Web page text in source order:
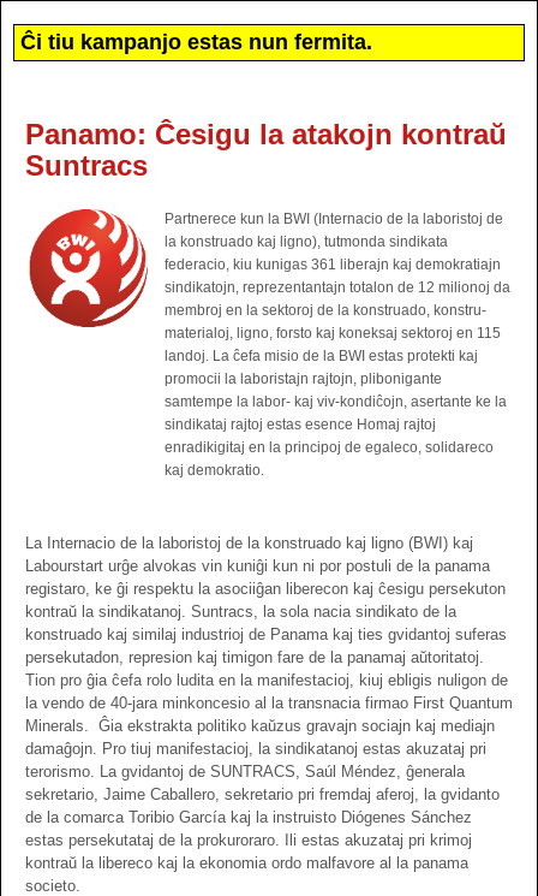
Ĉi tiu kampanjo estas nun fermita.
Panamo: Ĉesigu la atakojn kontraŭ
Suntracs
Partnerece kun la BWI (Internacio de la laboristoj de
la konstruado kaj ligno), tutmonda sindikata
federacio, kiu kunigas 361 liberajn kaj demokratiajn
sindikatojn, reprezentantajn totalon de 12 milionoj da
membroj en la sektoroj de la konstruado, konstru-
materialoj, ligno, forsto kaj koneksaj sektoroj en 115
landoj. La ĉefa misio de la BWI estas protekti kaj
promocii la laboristajn rajtojn, plibonigante
samtempe la labor- kaj viv-kondiĉojn, asertante ke la
sindikataj rajtoj estas esence Homaj rajtoj
enradikigitaj en la principoj de egaleco, solidareco
kaj demokratio.
La Internacio de la laboristoj de la konstruado kaj ligno (BWI) kaj
Labourstart urĝe alvokas vin kuniĝi kun ni por postuli de la panama
registaro, ke ĝi respektu la asociiĝan liberecon kaj ĉesigu persekuton
kontraŭ la sindikatanoj. Suntracs, la sola nacia sindikato de la
konstruado kaj similaj industrioj de Panama kaj ties gvidantoj suferas
persekutadon, represion kaj timigon fare de la panamaj aŭtoritatoj.
Tion pro ĝia ĉefa rolo ludita en la manifestacioj, kiuj ebligis nuligon de
la vendo de 40-jara minkoncesio al la transnacia firmao First Quantum
Minerals. Ĝia ekstrakta politiko kaŭzus gravajn sociajn kaj mediajn
damaĝojn. Pro tiuj manifestacioj, la sindikatanoj estas akuzataj pri
terorismo. La gvidantoj de SUNTRACS, Saúl Méndez, ĝenerala
sekretario, Jaime Caballero, sekretario pri fremdaj aferoj, la gvidanto
de la comarca Toribio García kaj la instruisto Diógenes Sánchez
estas persekutataj de la prokuroraro. Ili estas akuzataj pri krimoj
kontraŭ la libereco kaj la ekonomia ordo malfavore al la panama
societo.